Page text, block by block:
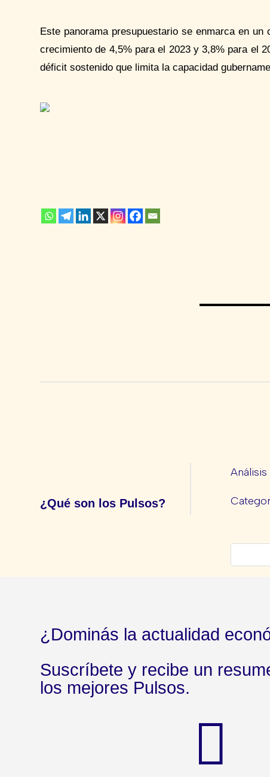
Este panorama presupuestario se enmarca en
crecimiento de 4,5% para el 2023 y 3,8% para el
déficit sostenido que limita la capacidad
¿Qué son los Pulsos?
¿Dominás la actualidad
Suscríbete y recibe un
los mejores Pulsos.
